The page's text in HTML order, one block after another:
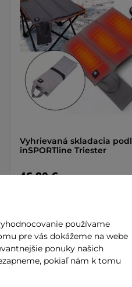
Vyhrievaná skladacia
inSPORTline Triester
46,90 €
+ Pridať do košíka
používame
pre vás dokážeme na webe
ponuky našich
pokiaľ nám k tomu